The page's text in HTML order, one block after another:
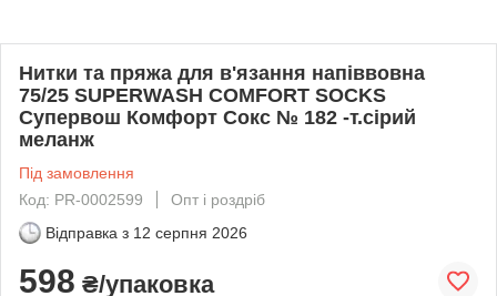
Нитки та пряжа для в'язання напіввовна
75/25 SUPERWASH COMFORT SOCKS
Супервош Комфорт Сокс № 182 -т.сірий
меланж
Під замовлення
Код: PR-0002599
Опт і роздріб
Відправка з 12 серпня 2026
598 ₴/упаковка